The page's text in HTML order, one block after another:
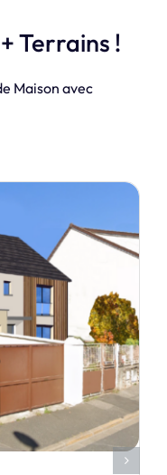
Terrains !
Maison avec